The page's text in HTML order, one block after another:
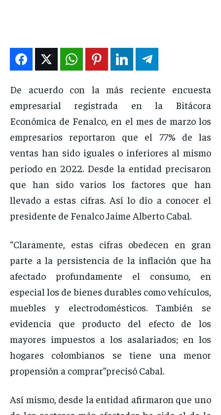
NOSOTROS
INSTITUCIONAL
PUATE CON NOSOTROS
NOSOTROS
INSTITUCIONAL
PUATE CON NOSOTROS
NOSOTROS
INSTITUCIONAL
PUATE CON NOSOTROS
NOSOTROS
INSTITUCIONAL
PUATE CON NOSOTROS
De acuerdo con la más reciente encuesta
empresarial registrada en la Bitácora
Económica de Fenalco, en el mes de marzo los
empresarios reportaron que el 77% de las
ventas han sido iguales o inferiores al mismo
periodo en 2022. Desde la entidad precisaron
que han sido varios los factores que han
llevado a estas cifras. Así lo dio a conocer el
presidente de Fenalco Jaime Alberto Cabal.
“Claramente, estas cifras obedecen en gran
parte a la persistencia de la inflación que ha
afectado profundamente el consumo, en
especial los de bienes durables como vehículos,
muebles y electrodomésticos. También se
evidencia que producto del efecto de los
mayores impuestos a los asalariados; en los
hogares colombianos se tiene una menor
propensión a comprar”precisó Cabal.
Así mismo, desde la entidad afirmaron que uno